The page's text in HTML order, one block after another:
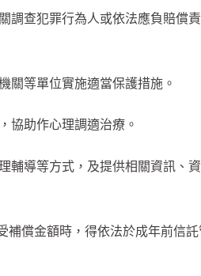
調查犯罪行為人或依法應負賠償
關等單位實施適當保護措施。
協助作心理調適治療。
輔導等方式，及提供相關資訊、
償金額時，得依法於成年前信